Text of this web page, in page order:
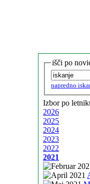
išči po
napredno
Izbor po
2026
2025
2024
2023
2022
2021